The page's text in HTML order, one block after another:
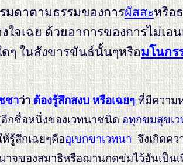
มดาตามธรรมของการผัสสะหรือ
จเฉย ด้วยอาการของการไม่เ
ๆ ในสังขารขันธ์นั้นๆหรือมโนกร
ชาว่าต้องรู้สึกสงบ หรือเฉยๆที่มีความห
กชื่อหนึ่งของเวทนาชนิดอทุกขมสุขเว
ห้รู้สึกเฉยๆคืออุเบกขาเวทนาจึงเกิดคว
าจของสมาธิหรือฌานกดข่มไว้อันเป็น